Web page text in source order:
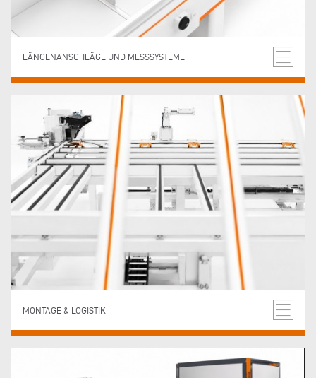
LÄNGENANSCHLÄGE UND MESSSYSTEME
MONTAGE & LOGISTIK